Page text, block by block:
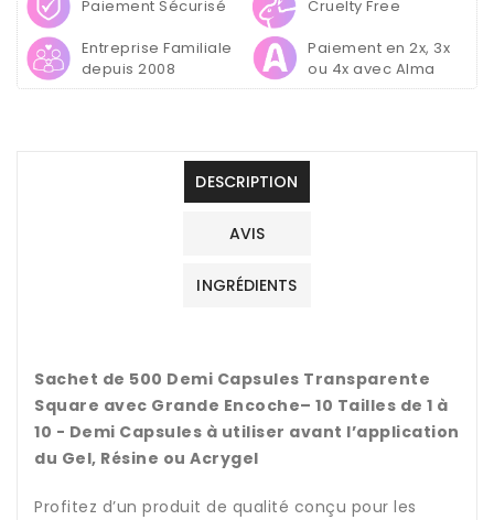
Paiement Sécurisé
Cruelty Free
Entreprise Familiale
depuis 2008
Paiement en 2x, 3x
ou 4x avec Alma
DESCRIPTION
AVIS
INGRÉDIENTS
Sachet de 500 Demi Capsules Transparente
Square avec Grande Encoche– 10 Tailles de 1 à
10 - Demi Capsules à utiliser avant l’application
du Gel, Résine ou Acrygel
Profitez d’un produit de qualité conçu pour les